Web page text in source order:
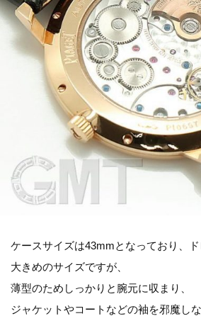
ケースサイズは43mmとなっており、
大きめのサイズですが、
薄型のためしっかりと腕元に収まり、
ジャケットやコートなどの袖を邪魔し